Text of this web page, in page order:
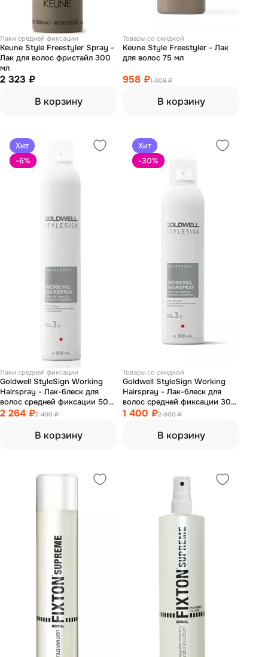
Лаки средней фиксации
Keune Style Freestyler Spray -
Лак для волос фристайл 300
мл
2 323 ₽
В корзину
Товары со скидкой
Keune Style Freestyler - Лак
для волос 75 мл
958 ₽1 008 ₽
В корзину
Хит
-6%
Лаки средней фиксации
Goldwell StyleSign Working
Hairspray - Лак-блеск для
волос средней фиксации 500
мл
2 264 ₽2 400 ₽
В корзину
Хит
-30%
Товары со скидкой
Goldwell StyleSign Working
Hairspray - Лак-блеск для
волос средней фиксации 300
мл
1 400 ₽2 000 ₽
В корзину